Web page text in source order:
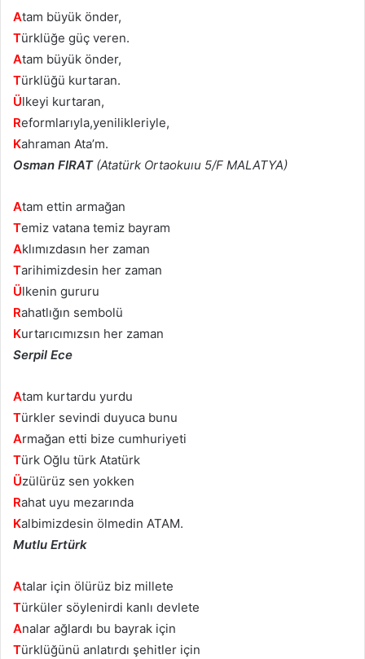
Atam büyük önder,
Türklüğe güç veren.
Atam büyük önder,
Türklüğü kurtaran.
Ülkeyi kurtaran,
Reformlarıyla,yenilikleriyle,
Kahraman Ata’m.
Osman FIRAT (Atatürk Ortaokuıu 5/F MALATYA)
Atam ettin armağan
Temiz vatana temiz bayram
Aklımızdasın her zaman
Tarihimizdesin her zaman
Ülkenin gururu
Rahatlığın sembolü
Kurtarıcımızsın her zaman
Serpil Ece
Atam kurtardu yurdu
Türkler sevindi duyuca bunu
Armağan etti bize cumhuriyeti
Türk Oğlu türk Atatürk
Üzülürüz sen yokken
Rahat uyu mezarında
Kalbimizdesin ölmedin ATAM.
Mutlu Ertürk
Atalar için ölürüz biz millete
Türküler söylenirdi kanlı devlete
Analar ağlardı bu bayrak için
Türklüğünü anlatırdı şehitler için